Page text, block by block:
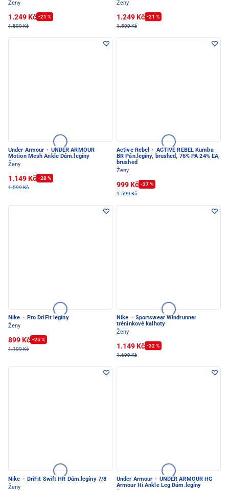
Ženy
1.249 Kč -21 %
1.599 Kč
Ženy
1.249 Kč -21 %
1.599 Kč
Under Armour · UNDER ARMOUR
Motion Mesh Ankle Dám.legíny
Ženy
1.149 Kč -28 %
1.599 Kč
Active Rebel · ACTIVE REBEL Kumba
BR Pán.legíny, brushed, 76% PA 24% EA,
brushed
Ženy
999 Kč -37 %
1.599 Kč
Nike · Pro DriFit legíny
Ženy
899 Kč -25 %
1.199 Kč
Nike · Sportswear Windrunner
tréninkové kalhoty
Ženy
1.149 Kč -32 %
1.699 Kč
Nike · DriFit Swift HR Dám.legíny 7/8
Ženy
Under Armour · UNDER ARMOUR HG
Armour Hi Ankle Leg Dám.legíny